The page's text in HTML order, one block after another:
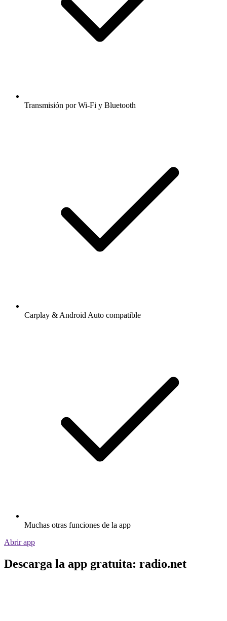
Transmisión por Wi-Fi y Bluetooth
Carplay & Android Auto compatible
Muchas otras funciones de la app
Abrir app
Descarga la app gratuita: radio.net